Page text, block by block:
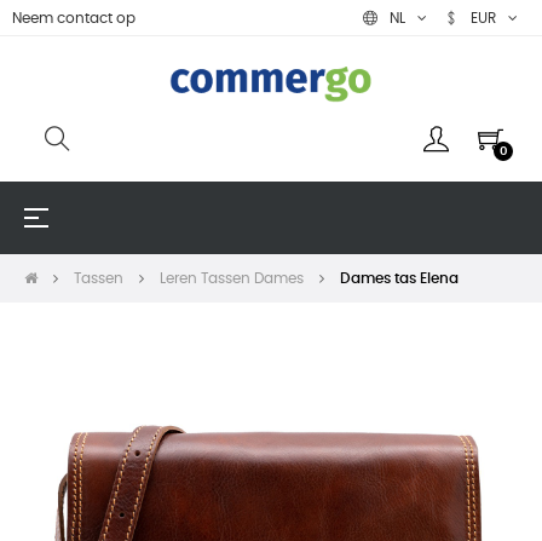
Neem contact op NL EUR
0
Toggle
☰
Tassen Leren Tassen Dames Dames tas Elena